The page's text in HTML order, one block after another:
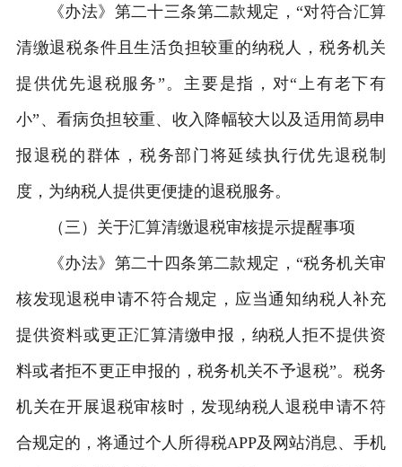
《办法》第二十三条第二款规定，“对符合汇算
清缴退税条件且生活负担较重的纳税人，税务机关
提供优先退税服务”。主要是指，对“上有老下有
小”、看病负担较重、收入降幅较大以及适用简易申
报退税的群体，税务部门将延续执行优先退税制
度，为纳税人提供更便捷的退税服务。
（三）关于汇算清缴退税审核提示提醒事项
《办法》第二十四条第二款规定，“税务机关审
核发现退税申请不符合规定，应当通知纳税人补充
提供资料或更正汇算清缴申报，纳税人拒不提供资
料或者拒不更正申报的，税务机关不予退税”。税务
机关在开展退税审核时，发现纳税人退税申请不符
合规定的，将通过个人所得税APP及网站消息、手机